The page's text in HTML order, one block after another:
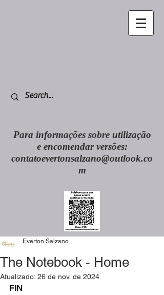
Para informações sobre utilização
e encomendar versões:
contatoevertonsalzano@outlook.co
m
The Notebook - Home
Everton Salzano
Atualizado: 26 de nov. de 2024
FIN